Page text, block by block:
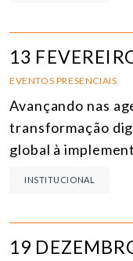
13
EVENTOS PRESENCIAIS
Avançando nas
transformação
global à
INSTITUCIONAL
19